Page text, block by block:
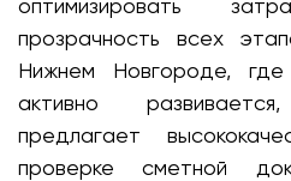
оптимизировать
прозрачность всех
Нижнем Новгороде, где
активно
предлагает
проверке сметной